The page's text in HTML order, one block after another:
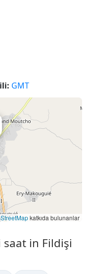
GMT
katkıda bulunanlar
in Fildişi